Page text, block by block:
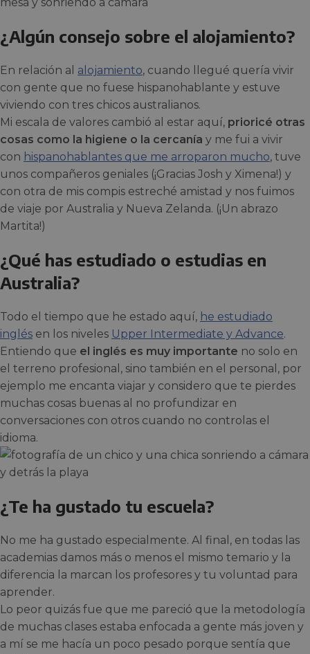
¿Algún consejo sobre el alojamiento?
En relación al alojamiento, cuando llegué quería vivir
con gente que no fuese hispanohablante y estuve
viviendo con tres chicos australianos.
Mi escala de valores cambió al estar aquí, prioricé otras
cosas como la higiene o la cercanía y me fui a vivir
con hispanohablantes que me arroparon mucho, tuve
unos compañeros geniales (¡Gracias Josh y Ximena!) y
con otra de mis compis estreché amistad y nos fuimos
de viaje por Australia y Nueva Zelanda. (¡Un abrazo
Martita!)
¿Qué has estudiado o estudias en
Australia?
Todo el tiempo que he estado aquí, he estudiado
inglés en los niveles Upper Intermediate y Advance.
Entiendo que el inglés es muy importante no solo en
el terreno profesional, sino también en el personal, por
ejemplo me encanta viajar y considero que te pierdes
muchas cosas buenas al no profundizar en
conversaciones con otros cuando no controlas el
idioma.
¿Te ha gustado tu escuela?
No me ha gustado especialmente. Al final, en todas las
academias damos más o menos el mismo temario y la
diferencia la marcan los profesores y tu voluntad para
aprender.
Lo peor quizás fue que me pareció que la metodología
de muchas clases estaba enfocada a gente más joven y
a mí se me hacía un poco pesado porque sentía que